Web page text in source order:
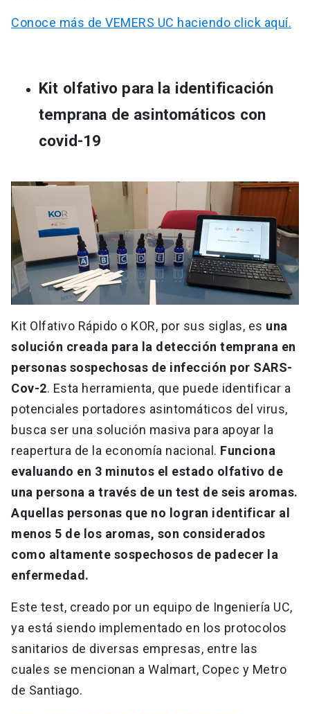
Conoce más de VEMERS UC haciendo click aquí.
Kit olfativo para la identificación
temprana de asintomáticos con
covid-19
Kit Olfativo Rápido o KOR, por sus siglas, es una
solución creada para la detección temprana en
personas sospechosas de infección por SARS-
Cov-2. Esta herramienta, que puede identificar a
potenciales portadores asintomáticos del virus,
busca ser una solución masiva para apoyar la
reapertura de la economía nacional. Funciona
evaluando en 3 minutos el estado olfativo de
una persona a través de un test de seis aromas.
Aquellas personas que no logran identificar al
menos 5 de los aromas, son considerados
como altamente sospechosos de padecer la
enfermedad.
Este test, creado por un equipo de Ingeniería UC,
ya está siendo implementado en los protocolos
sanitarios de diversas empresas, entre las
cuales se mencionan a Walmart, Copec y Metro
de Santiago.